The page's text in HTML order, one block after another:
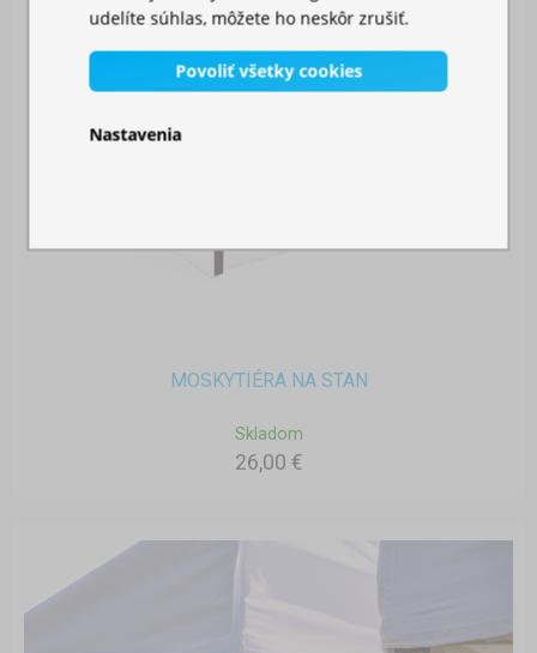
MOSKYTIÉRA NA STAN
Skladom
26,00 €
udelíte súhlas, môžete ho neskôr zrušiť.
Povoliť všetky cookies
Nastavenia